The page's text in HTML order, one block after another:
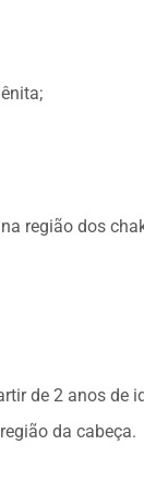
região dos
de 2 anos de
da cabeça.